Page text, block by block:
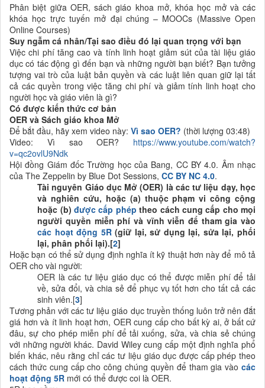
Phân biệt giữa OER, sách giáo khoa mở, khóa học mở và các
khóa học trực tuyến mở đại chúng – MOOCs (Massive Open
Online Courses)
Suy ngẫm cá nhân/Tại sao điều đó lại quan trọng với bạn
Việc chi phí tăng cao và tính linh hoạt giảm sút của tài liệu giáo
dục có tác động gì đến bạn và những người bạn biết? Bạn tưởng
tượng vai trò của luật bản quyền và các luật liên quan giữ lại tất
cả các quyền trong việc tăng chi phí và giảm tính linh hoạt cho
người học và giáo viên là gì?
Có được kiến thức cơ bản
OER và Sách giáo khoa Mở
Để bắt đầu, hãy xem video này: Vì sao OER? (thời lượng 03:48)
Video: Vì sao OER? https://www.youtube.com/watch?
v=qc2ovlU9Ndk
Hội đồng Giám đốc Trường học của Bang, CC BY 4.0. Âm nhạc
của The Zeppelin by Blue Dot Sessions, CC BY NC 4.0.
Tài nguyên Giáo dục Mở (OER) là các tư liệu dạy, học
và nghiên cứu, hoặc (a) thuộc phạm vi công cộng
hoặc (b) được cấp phép theo cách cung cấp cho mọi
người quyền miễn phí và vĩnh viễn để tham gia vào
các hoạt động 5R(giữ lại, sử dụng lại, sửa lại, phối
lại, phân phối lại).[2]
Hoặc bạn có thể sử dụng định nghĩa ít kỹ thuật hơn này để mô tả
OER cho vài người:
OER là các tư liệu giáo dục có thể được miễn phí để tải
về, sửa đổi, và chia sẻ để phục vụ tốt hơn cho tất cả các
sinh viên.[3]
Tương phản với các tư liệu giáo dục truyền thống luôn trở nên đắt
giá hơn và ít linh hoạt hơn, OER cung cấp cho bất kỳ ai, ở bất cứ
đâu, sự cho phép miễn phí để tải xuống, sửa, và chia sẻ chúng
với những người khác. David Wiley cung cấp một định nghĩa phổ
biến khác, nêu rằng chỉ các tư liệu giáo dục được cấp phép theo
cách thức cung cấp cho công chúng quyền để tham gia vào các
hoạt động 5R mới có thể được coi là OER.